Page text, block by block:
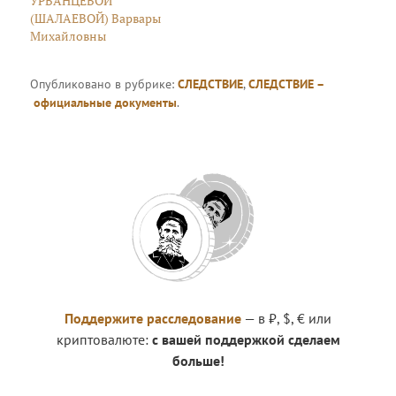
(ШАЛАЕВОЙ) Варвары
Михайловны
Опубликовано в рубрике:СЛЕДСТВИЕ,СЛЕДСТВИЕ –
официальные документы.
Поддержите расследование — в ₽, $, € или
криптовалюте: с вашей поддержкой сделаем
больше!